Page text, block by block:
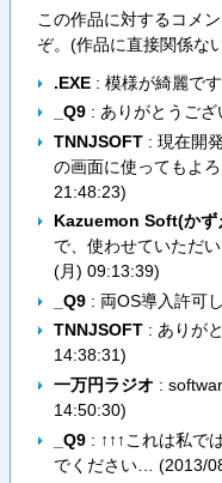
この作品に対するコメ
ぞ。(作品に直接関係な
.EXE: 模様が綺麗で
_Q9: ありがとうござ
TNNJSOFT: 現在開
の画面に使ってもよ
21:48:23)
Kazuemon Soft(かず
で、使わせていただ
(月) 09:13:39)
_Q9: 両OS導入許可
TNNJSOFT: ありが
14:38:31)
一万円ラジオ :
14:50:30)
_Q9: ↑↑↑これは私で
でください… (2013/